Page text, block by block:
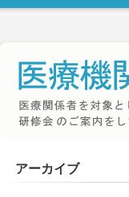
アーカイブ